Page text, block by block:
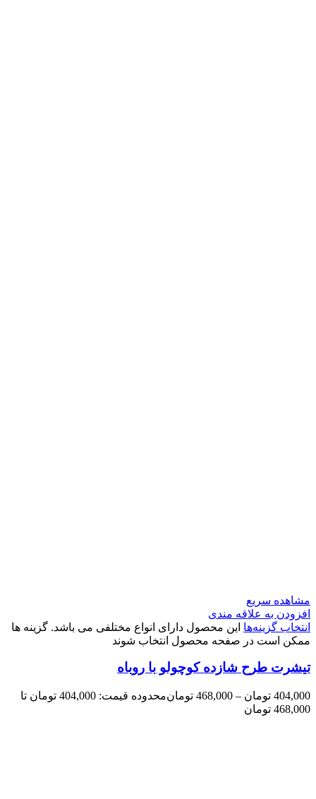
مشاهده سریع
افزودن به علاقه مندی
انتخاب گزینه‌ها این محصول دارای انواع مختلفی می باشد. گزینه ها
ممکن است در صفحه محصول انتخاب شوند
تیشرت طرح شازده کوچولو با روباه
404,000 تومان –
468,000 تومان
محدوده قیمت: 404,000 تومان تا
468,000 تومان